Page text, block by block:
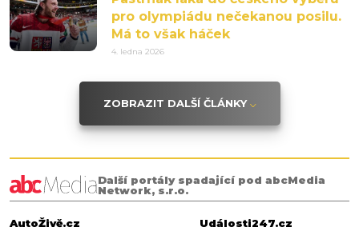
pro olympiádu nečekanou posilu.
Má to však háček
4. ledna 2026
ZOBRAZIT DALŠÍ ČLÁNKY
Další portály spadající pod abcMedia
Network, s.r.o.
AutoŽivě.cz
Události247.cz